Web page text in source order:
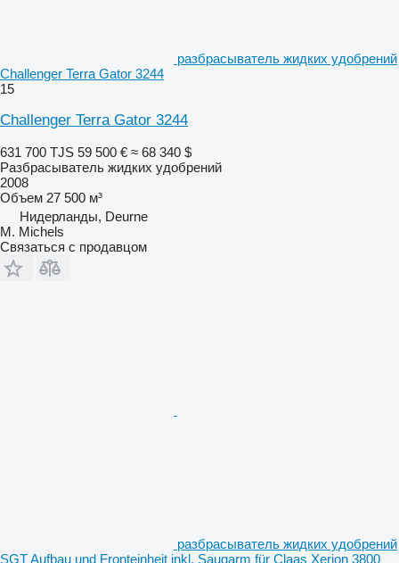
разбрасыватель жидких удобрений
Challenger Terra Gator 3244
15
Challenger Terra Gator 3244
631 700 TJS 59 500 € ≈ 68 340 $
Разбрасыватель жидких удобрений
2008
Объем 27 500 м³
Нидерланды, Deurne
M. Michels
Связаться с продавцом
разбрасыватель жидких удобрений
SGT Aufbau und Fronteinheit inkl. Saugarm für Claas Xerion 3800